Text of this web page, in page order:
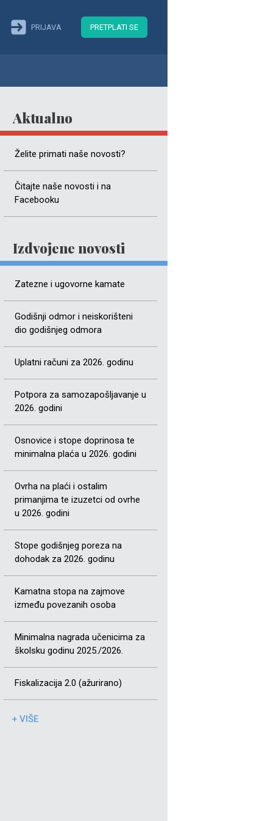
PRIJAVA PRETPLATI SE
Aktualno
Želite primati naše novosti?
Čitajte naše novosti i na
Facebooku
Izdvojene novosti
Zatezne i ugovorne kamate
Godišnji odmor i neiskorišteni
dio godišnjeg odmora
Uplatni računi za 2026. godinu
Potpora za samozapošljavanje u
2026. godini
Osnovice i stope doprinosa te
minimalna plaća u 2026. godini
Ovrha na plaći i ostalim
primanjima te izuzetci od ovrhe
u 2026. godini
Stope godišnjeg poreza na
dohodak za 2026. godinu
Kamatna stopa na zajmove
između povezanih osoba
Minimalna nagrada učenicima za
školsku godinu 2025./2026.
Fiskalizacija 2.0 (ažurirano)
+ VIŠE